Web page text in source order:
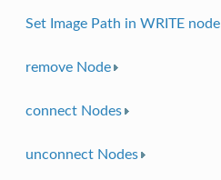
Set Image Path in WRITE node
remove Node
connect Nodes
unconnect Nodes